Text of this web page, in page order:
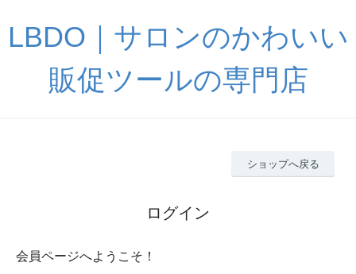
LBDO｜サロンのかわいい
販促ツールの専門店
ショップへ戻る
ログイン
会員ページへようこそ！